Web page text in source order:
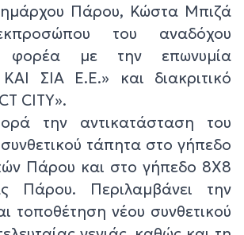
Πάρου, Κώστα Μπιζά
του αναδόχου
φορέα με την επωνυμία
ΣΙΑ Ε.Ε.» και διακριτικό
CITY».
την αντικατάσταση του
τάπητα στο γήπεδο
Πάρου και στο γήπεδο 8Χ8
Πάρου. Περιλαμβάνει την
τοποθέτηση νέου συνθετικού